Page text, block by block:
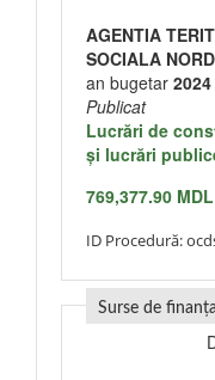
AGENTIA
SOCIALA
an bugetar 2024
Publicat
Lucrări de
şi lucrări
769,377.90 MDL
ID Procedură:
Surse de